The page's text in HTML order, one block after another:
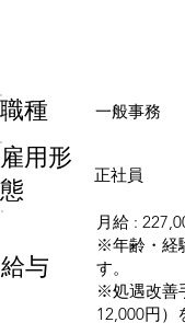
​職種 一般事務
雇用形
態
正社員
給与
月給 :
※年齢・経
す。​
※処遇改善
12,000円）